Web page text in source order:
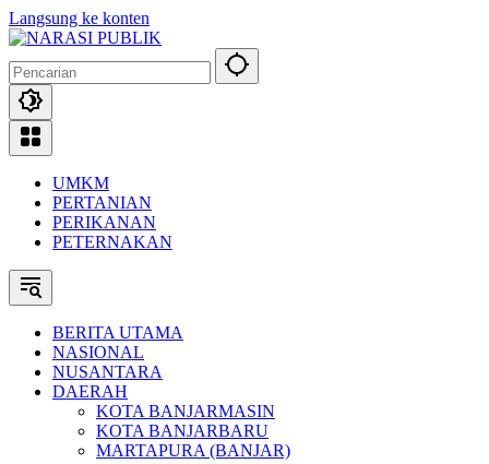
Langsung ke konten
UMKM
PERTANIAN
PERIKANAN
PETERNAKAN
BERITA UTAMA
NASIONAL
NUSANTARA
DAERAH
KOTA BANJARMASIN
KOTA BANJARBARU
MARTAPURA (BANJAR)